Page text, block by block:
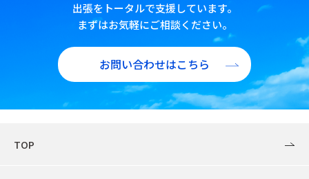
出張をトータルで支援しています。
まずはお気軽にご相談ください。
お問い合わせはこちら
TOP